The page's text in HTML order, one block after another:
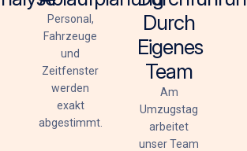
Personal,
Fahrzeuge
und
Zeitfenster
werden
exakt
abgestimmt.
Durch
Eigenes
Team
Am
Umzugstag
arbeitet
unser Team